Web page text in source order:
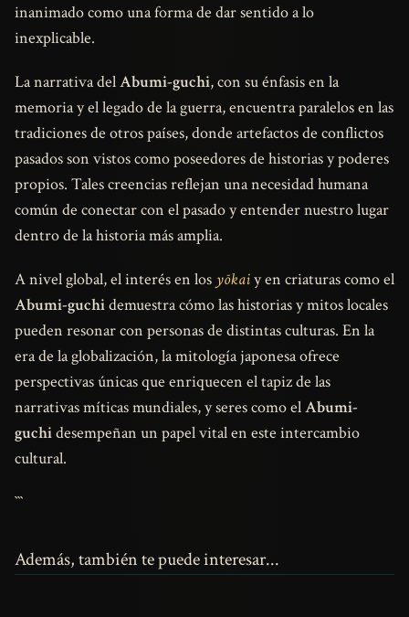
inanimado como una forma de dar sentido a lo
inexplicable.
La narrativa delAbumi-guchi, con su énfasis en la
memoria y el legado de la guerra, encuentra paralelos en las
tradiciones de otros países, donde artefactos de conflictos
pasados son vistos como poseedores de historias y poderes
propios. Tales creencias reflejan una necesidad humana
común de conectar con el pasado y entender nuestro lugar
dentro de la historia más amplia.
A nivel global, el interés en los yōkaiy en criaturas como el
Abumi-guchidemuestra cómo las historias y mitos locales
pueden resonar con personas de distintas culturas. En la
era de la globalización, la mitología japonesa ofrece
perspectivas únicas que enriquecen el tapiz de las
narrativas míticas mundiales, y seres como elAbumi-
guchidesempeñan un papel vital en este intercambio
cultural.
```
Además, también te puede interesar...